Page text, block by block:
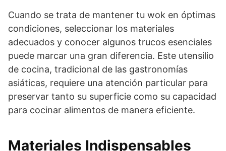
Cuando se trata de mantener tu wok en óptimas
condiciones, seleccionar los materiales
adecuados y conocer algunos trucos esenciales
puede marcar una gran diferencia. Este utensilio
de cocina, tradicional de las gastronomías
asiáticas, requiere una atención particular para
preservar tanto su superficie como su capacidad
para cocinar alimentos de manera eficiente.
Materiales Indispensables